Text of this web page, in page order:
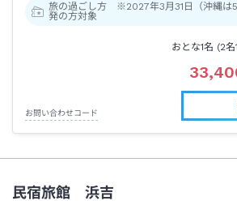
旅の過ごし方 ※2027年3月31日（沖縄は
発の方対象
おとな1名 (2名
お問い合わせコード
民宿旅館 浜吉